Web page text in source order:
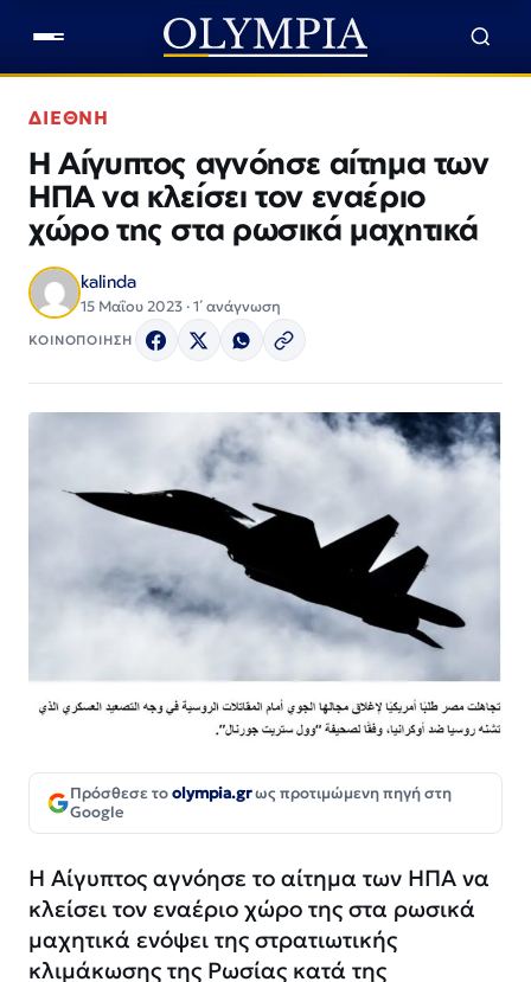
ΔΙΕΘΝΗ
Η Αίγυπτος αγνόησε αίτημα των
ΗΠΑ να κλείσει τον εναέριο
χώρο της στα ρωσικά μαχητικά
kalinda
15 Μαΐου 2023 · 1΄ ανάγνωση
ΚΟΙΝΟΠΟΙΗΣΗ
Πρόσθεσε τοolympia.grως προτιμώμενη πηγή στη
Google
Η Αίγυπτος αγνόησε το αίτημα των ΗΠΑ να
κλείσει τον εναέριο χώρο της στα ρωσικά
μαχητικά ενόψει της στρατιωτικής
κλιμάκωσης της Ρωσίας κατά της